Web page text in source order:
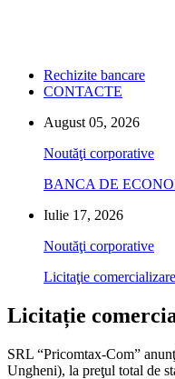
Rechizite bancare
CONTACTE
August 05, 2026
Noutăţi corporative
BANCA DE
Iulie 17, 2026
Noutăţi corporative
Licitaţie
Licitație
SRL “Pricomtax-Com”
Ungheni), la preţul total de